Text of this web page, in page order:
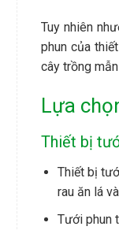
Tuy nhiên
phun của
cây trồng
Lựa
Thiết bị
Thiết bị
rau ăn lá
Tưới phun